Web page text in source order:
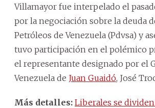
Villamayor fue interpelado el
por la negociación sobre la deuda
Petróleos de Venezuela (Pdvsa) y
tuvo participación en el polémico
el representante designado por el
Venezuela de Juan Guaidó, José
Más detalles: Liberales se